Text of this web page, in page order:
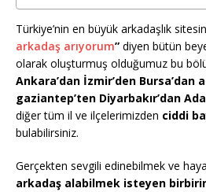
Türkiye’nin en büyük arkadaşlık
arkadaş arıyorum” diyen bütün
olarak oluşturmuş olduğumuz bu
Ankara’dan İzmir’den Bursa’dan
gaziantep’ten Diyarbakır’dan
diğer tüm il ve ilçelerimizden ciddi
bulabilirsiniz.
Gerçekten sevgili edinebilmek ve
arkadaş alabilmek isteyen